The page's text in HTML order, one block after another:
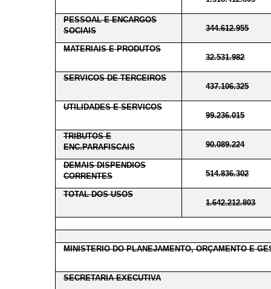
PESSOAL E ENCARGOS
SOCIAIS
344.612.955
MATERIAIS E PRODUTOS
32.531.982
SERVICOS DE TERCEIROS
437.106.325
UTILIDADES E SERVICOS
99.236.015
TRIBUTOS E
ENC.PARAFISCAIS
90.089.224
DEMAIS DISPENDIOS
CORRENTES
514.836.302
TOTAL DOS USOS
1.642.212.803
MINISTERIO DO PLANEJAMENTO, ORÇAMENTO E
SECRETARIA EXECUTIVA